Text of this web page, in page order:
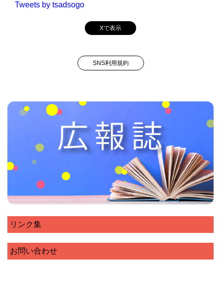
Tweets by tsadsogo
Xで表示
SNS利用規約
リンク集
お問い合わせ